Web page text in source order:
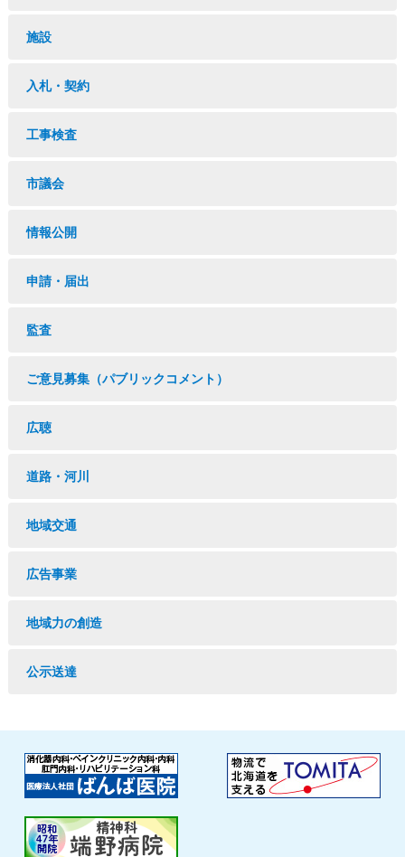
施設
入札・契約
工事検査
市議会
情報公開
申請・届出
監査
ご意見募集（パブリックコメント）
広聴
道路・河川
地域交通
広告事業
地域力の創造
公示送達